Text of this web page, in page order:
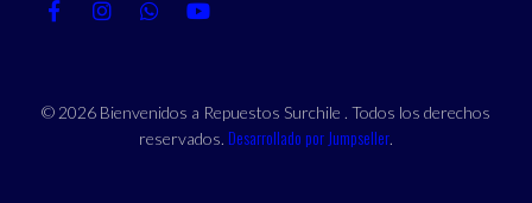
© 2026 Bienvenidos a Repuestos Surchile . Todos los derechos
reservados. Desarrollado por Jumpseller.